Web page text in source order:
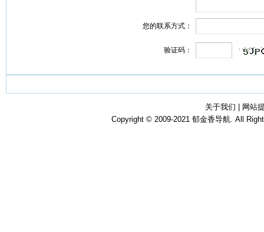
您的联系方式：
验证码：
关于我们
网站
Copyright © 2009-2021 郁金香导航. All